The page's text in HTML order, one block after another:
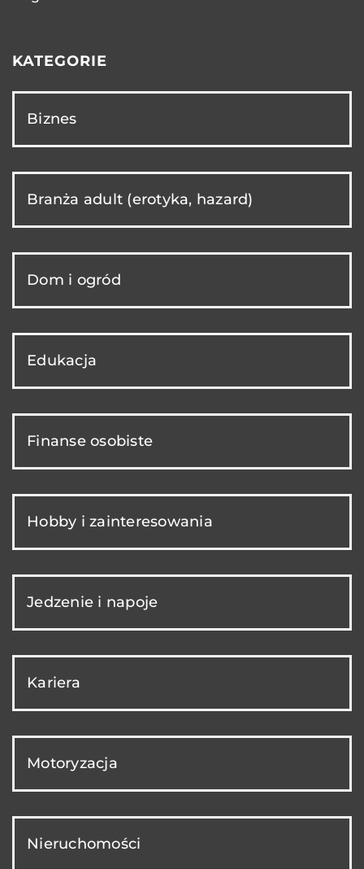
KATEGORIE
Biznes
Branża adult (erotyka, hazard)
Dom i ogród
Edukacja
Finanse osobiste
Hobby i zainteresowania
Jedzenie i napoje
Kariera
Motoryzacja
Nieruchomości